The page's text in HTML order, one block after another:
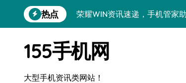
到
热点
荣耀WIN资讯速递，手机管家
荣耀500 Pro MOLLY版来袭！
OPPO Find X9 Pro深度揭秘：
155手机网
大型手机资讯类网站！